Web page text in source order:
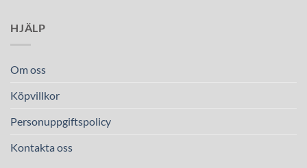
HJÄLP
Om oss
Köpvillkor
Personuppgiftspolicy
Kontakta oss